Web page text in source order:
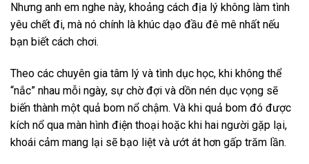
Nhưng anh em nghe này, khoảng cách địa lý không làm tình
yêu chết đi, mà nó chính là khúc dạo đầu đê mê nhất nếu
bạn biết cách chơi.
Theo các chuyên gia tâm lý và tình dục học, khi không thể
“nắc” nhau mỗi ngày, sự chờ đợi và dồn nén dục vọng sẽ
biến thành một quả bom nổ chậm. Và khi quả bom đó được
kích nổ qua màn hình điện thoại hoặc khi hai người gặp lại,
khoái cảm mang lại sẽ bạo liệt và ướt át hơn gấp trăm lần.